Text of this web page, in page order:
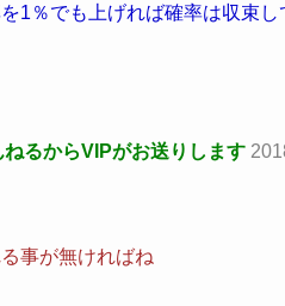
1％でも上げれば確率は収束
ねるからVIPがお送りします
事が無ければね